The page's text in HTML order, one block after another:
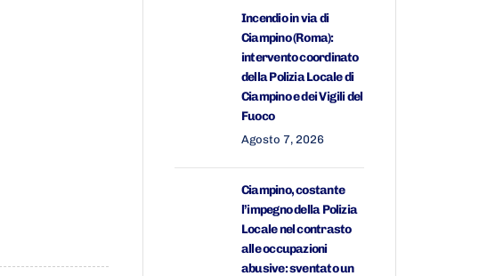
Incendio in via di
Ciampino (Roma):
intervento coordinato
della Polizia Locale di
Ciampino e dei Vigili del
Fuoco
Agosto 7, 2026
Ciampino, costante
l’impegno della Polizia
Locale nel contrasto
alle occupazioni
abusive: sventato un